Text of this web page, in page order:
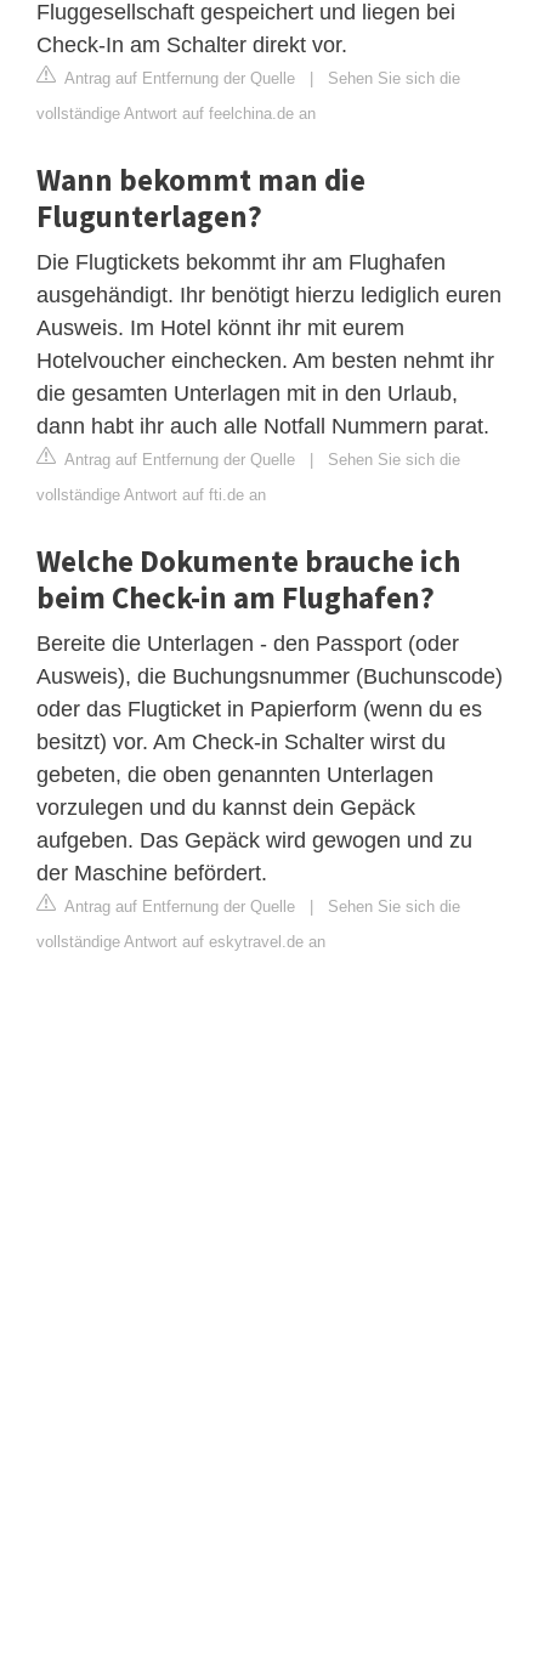
Fluggesellschaft gespeichert und liegen bei
Check-In am Schalter direkt vor.
Antrag auf Entfernung der Quelle | Sehen Sie sich die
vollständige Antwort auf feelchina.de an
Wann bekommt man die
Flugunterlagen?
Die Flugtickets bekommt ihr am Flughafen
ausgehändigt. Ihr benötigt hierzu lediglich euren
Ausweis. Im Hotel könnt ihr mit eurem
Hotelvoucher einchecken. Am besten nehmt ihr
die gesamten Unterlagen mit in den Urlaub,
dann habt ihr auch alle Notfall Nummern parat.
Antrag auf Entfernung der Quelle | Sehen Sie sich die
vollständige Antwort auf fti.de an
Welche Dokumente brauche ich
beim Check-in am Flughafen?
Bereite die Unterlagen - den Passport (oder
Ausweis), die Buchungsnummer (Buchunscode)
oder das Flugticket in Papierform (wenn du es
besitzt) vor. Am Check-in Schalter wirst du
gebeten, die oben genannten Unterlagen
vorzulegen und du kannst dein Gepäck
aufgeben. Das Gepäck wird gewogen und zu
der Maschine befördert.
Antrag auf Entfernung der Quelle | Sehen Sie sich die
vollständige Antwort auf eskytravel.de an